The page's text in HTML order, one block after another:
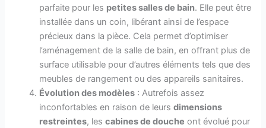
parfaite pour les petites salles de bain. Elle peut être
installée dans un coin, libérant ainsi de l’espace
précieux dans la pièce. Cela permet d’optimiser
l’aménagement de la salle de bain, en offrant plus de
surface utilisable pour d’autres éléments tels que des
meubles de rangement ou des appareils sanitaires.
Évolution des modèles : Autrefois assez
inconfortables en raison de leursdimensions
restreintes, lescabines de douche ont évolué pour